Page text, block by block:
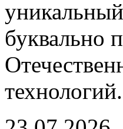
буквально
технологий.